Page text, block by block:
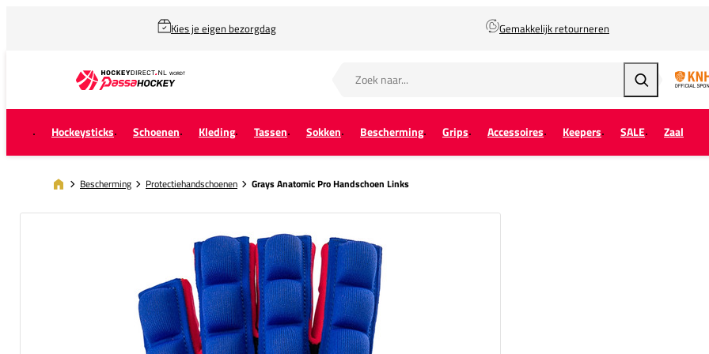
Kies je eigen bezorgdag Gemakkelijk retourneren
Zoeken
Hockeysticks Schoenen Kleding Tassen Sokken Bescherming Grips Accessoires Keepers SALE Zaal
Bescherming Protectiehandschoenen Grays Anatomic Pro Handschoen Links